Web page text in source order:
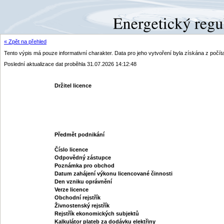
« Zpět na přehled
Tento výpis má pouze informativní charakter. Data pro jeho vytvoření byla získána z
Poslední aktualizace dat proběhla 31.07.2026 14:12:48
Držitel licence
Předmět podnikání
Číslo licence
Odpovědný zástupce
Poznámka pro obchod
Datum zahájení výkonu licencované činnosti
Den vzniku oprávnění
Verze licence
Obchodní rejstřík
Živnostenský rejstřík
Rejstřík ekonomických subjektů
Kalkulátor plateb za dodávku elektřiny